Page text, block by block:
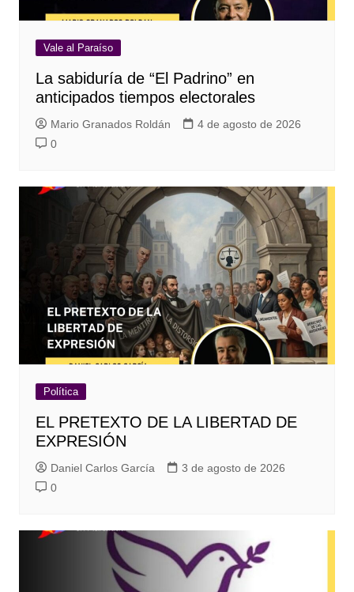
Vale al Paraíso
La sabiduría de “El Padrino” en
anticipados tiempos electorales
Mario Granados Roldán
4 de agosto de 2026
0
Política
EL PRETEXTO DE LA LIBERTAD DE
EXPRESIÓN
Daniel Carlos García
3 de agosto de 2026
0